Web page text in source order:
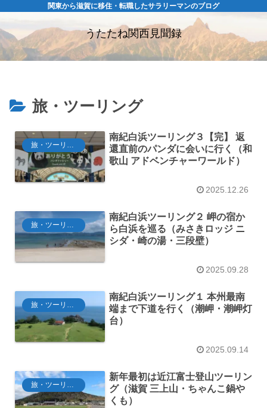
関東から滋賀に移住・転職したサラリーマンのブログ
うたたね関西見聞録
旅・ツーリング
旅・ツーリング
南紀白浜ツーリング３【完】 返
還直前のパンダに会いに行く（和
歌山 アドベンチャーワールド）
2025.12.26
旅・ツーリング
南紀白浜ツーリング２ 岬の宿か
ら白浜を巡る（みさきロッジ ニ
シダ・崎の湯・三段壁）
2025.09.28
旅・ツーリング
南紀白浜ツーリング１ 本州最南
端まで下道を行く（潮岬・潮岬灯
台）
2025.09.14
旅・ツーリング
新年最初は近江富士登山ツーリン
グ（滋賀 三上山・ちゃんこ鍋や
くも）